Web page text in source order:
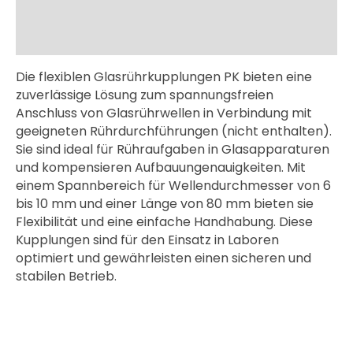
Die flexiblen Glasrührkupplungen PK bieten eine
zuverlässige Lösung zum spannungsfreien
Anschluss von Glasrührwellen in Verbindung mit
geeigneten Rührdurchführungen (nicht enthalten).
Sie sind ideal für Rühraufgaben in Glasapparaturen
und kompensieren Aufbauungenauigkeiten. Mit
einem Spannbereich für Wellendurchmesser von 6
bis 10 mm und einer Länge von 80 mm bieten sie
Flexibilität und eine einfache Handhabung. Diese
Kupplungen sind für den Einsatz in Laboren
optimiert und gewährleisten einen sicheren und
stabilen Betrieb.